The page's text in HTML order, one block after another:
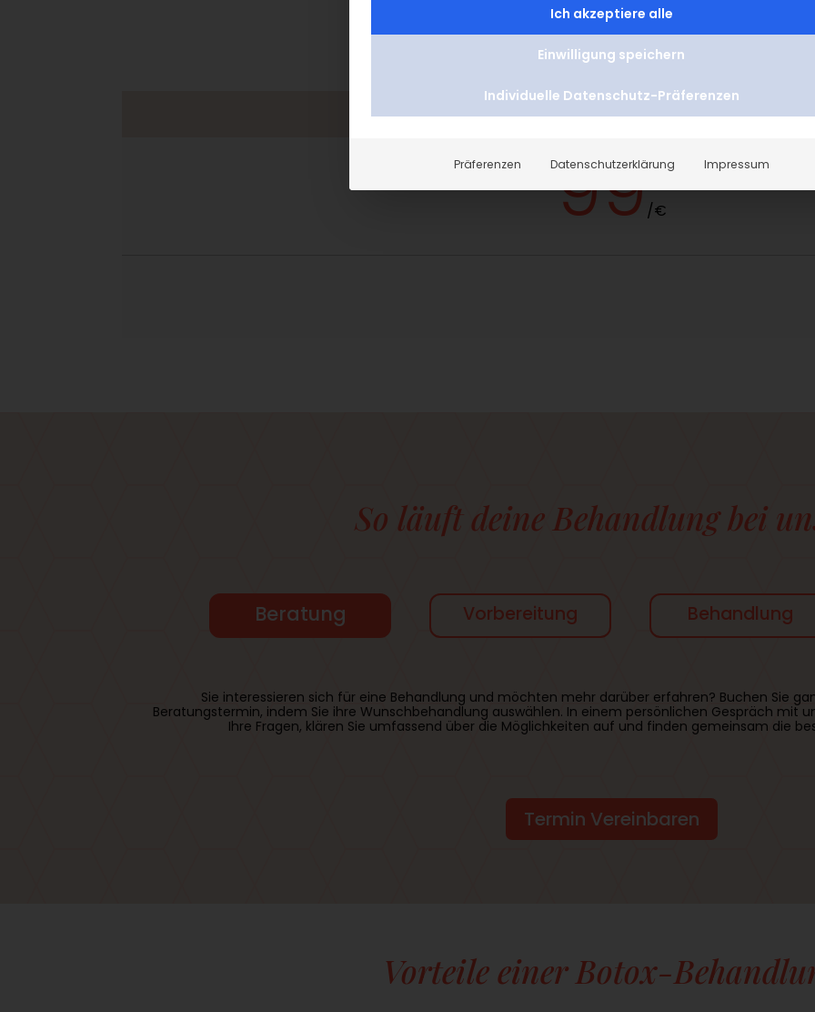
Alle Preise Aktionen
Zornesfalte
ab99/€
So läuft deine Behandlung bei
Beratung Vorbereitung Behandlung
Sie interessieren sich für eine Behandlung und möchten mehr darüber erfahren? Buchen Sie
Beratungstermin, indem Sie ihre Wunschbehandlung auswählen. In einem persönlichen Gespräch mit
Ihre Fragen, klären Sie umfassend über die Möglichkeiten auf und finden gemeinsam die
Termin Vereinbaren
Vorteile einer Botox-
Ich akzeptiere alle
Einwilligung speichern
Individuelle Datenschutz-Präferenzen
Präferenzen Datenschutzerklärung Impressum